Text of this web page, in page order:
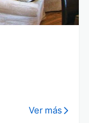
Ver más